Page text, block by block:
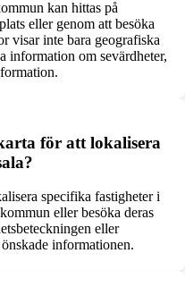
kan hittas på
eller genom att besöka
visar inte bara geografiska
information om sevärdheter,
för att lokalisera
specifika fastigheter i
eller besöka deras
eller
informationen.